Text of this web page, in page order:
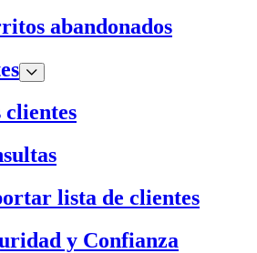
abandonados
lista de clientes
y Confianza